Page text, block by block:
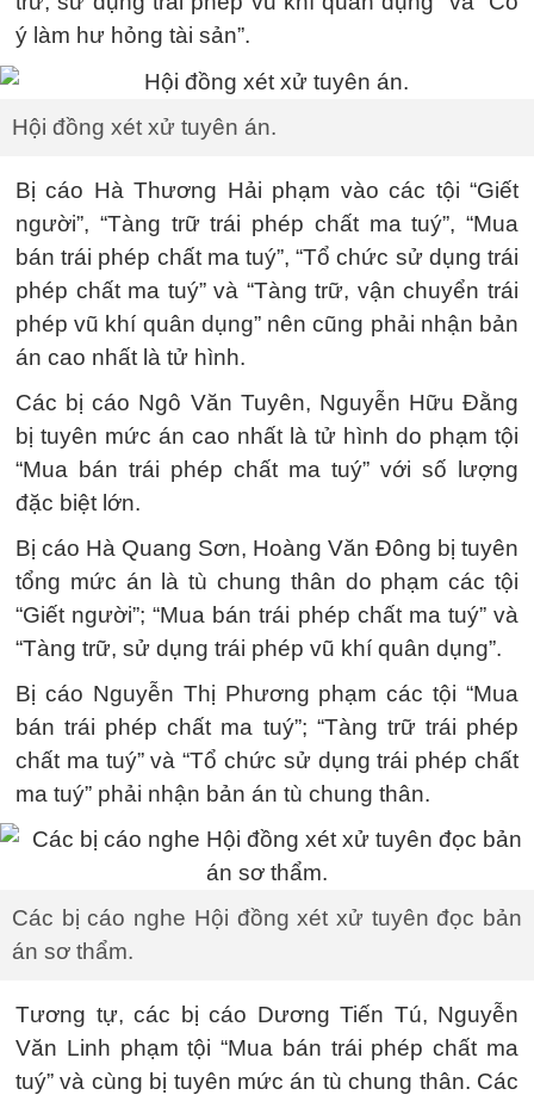
ý làm hư hỏng tài sản”.
Hội đồng xét xử tuyên án.
Bị cáo Hà Thương Hải phạm vào các tội “Giết
người”, “Tàng trữ trái phép chất ma tuý”, “Mua
bán trái phép chất ma tuý”, “Tổ chức sử dụng trái
phép chất ma tuý” và “Tàng trữ, vận chuyển trái
phép vũ khí quân dụng” nên cũng phải nhận bản
án cao nhất là tử hình.
Các bị cáo Ngô Văn Tuyên, Nguyễn Hữu Đằng
bị tuyên mức án cao nhất là tử hình do phạm tội
“Mua bán trái phép chất ma tuý” với số lượng
đặc biệt lớn.
Bị cáo Hà Quang Sơn, Hoàng Văn Đông bị tuyên
tổng mức án là tù chung thân do phạm các tội
“Giết người”; “Mua bán trái phép chất ma tuý” và
“Tàng trữ, sử dụng trái phép vũ khí quân dụng”.
Bị cáo Nguyễn Thị Phương phạm các tội “Mua
bán trái phép chất ma tuý”; “Tàng trữ trái phép
chất ma tuý” và “Tổ chức sử dụng trái phép chất
ma tuý” phải nhận bản án tù chung thân.
Các bị cáo nghe Hội đồng xét xử tuyên đọc bản
án sơ thẩm.
Tương tự, các bị cáo Dương Tiến Tú, Nguyễn
Văn Linh phạm tội “Mua bán trái phép chất ma
tuý” và cùng bị tuyên mức án tù chung thân. Các